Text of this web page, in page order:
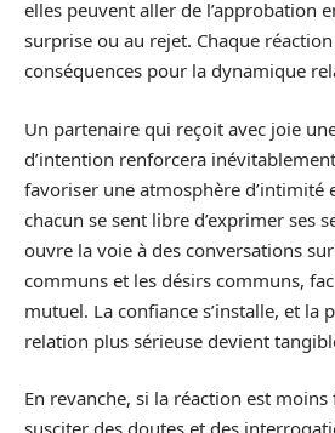
elles peuvent aller de l’approbation
surprise ou au rejet. Chaque
conséquences pour la dynamique
Un partenaire qui reçoit avec joie
d’intention renforcera
favoriser une atmosphère d’intimité
chacun se sent libre d’exprimer ses
ouvre la voie à des conversations
communs et les désirs communs,
mutuel. La confiance s’installe, et la
relation plus sérieuse devient
En revanche, si la réaction est